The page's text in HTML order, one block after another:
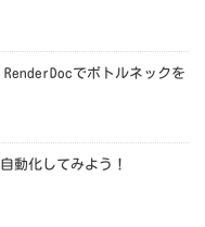
でボトルネックを
動化してみよう！